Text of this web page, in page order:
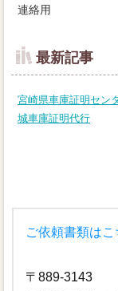
連絡用
最新記事
宮崎県車庫証明セン
城車庫証明代行
ご依頼書類はこ
〒889-3143